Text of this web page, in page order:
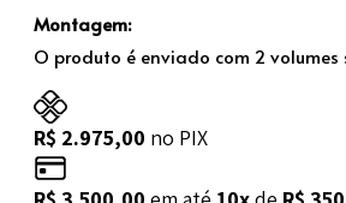
Montagem:
O produto é enviado com 2
R$ 2.975,00 no PIX